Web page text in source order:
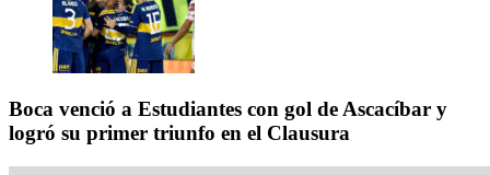
Boca venció a Estudiantes con gol de Ascacíbar y
logró su primer triunfo en el Clausura